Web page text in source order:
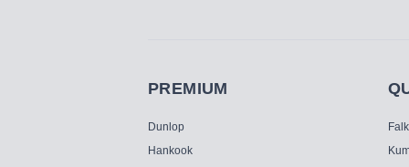
PREMIUM
Dunlop
Hankook